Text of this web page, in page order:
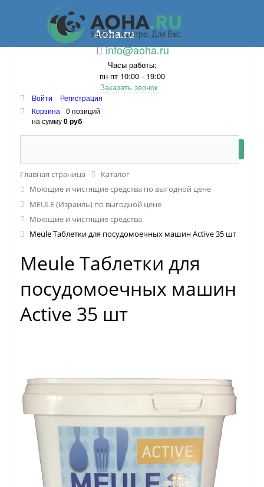
Aoha.ru
info@aoha.ru
Часы работы:
пн-пт 10:00 - 19:00
Заказать звонок
Войти
Регистрация
Корзина
0 позиций
на сумму0 руб
Главная страница
Каталог
Моющие и чистящие средства по выгодной цене
MEULE (Израиль) по выгодной цене
Моющие и чистящие средства
Meule Таблетки для посудомоечных машин Active 35 шт
Meule Таблетки для
посудомоечных машин
Active 35 шт